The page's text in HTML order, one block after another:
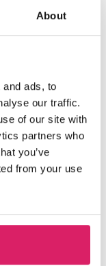
About
ads, to
our traffic.
of our site with
partners who
you’ve
from your use
6st - Multi
8.5cm